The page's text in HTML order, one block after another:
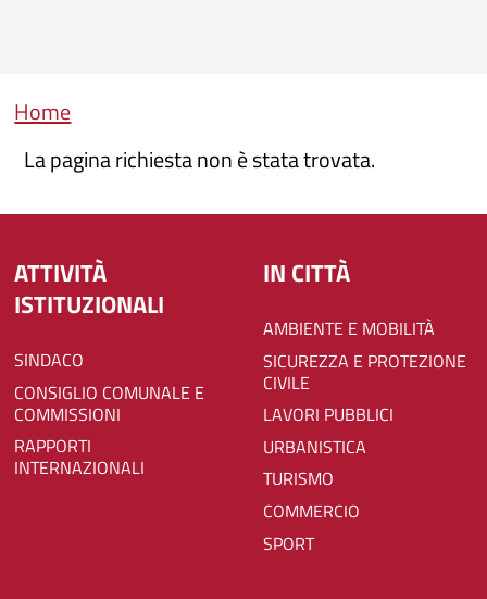
Briciole di pane
Home
La pagina richiesta non è stata trovata.
ATTIVITÀ
ISTITUZIONALI
SINDACO
CONSIGLIO COMUNALE E
COMMISSIONI
RAPPORTI
INTERNAZIONALI
IN CITTÀ
AMBIENTE E MOBILITÀ
SICUREZZA E PROTEZIONE
CIVILE
LAVORI PUBBLICI
URBANISTICA
TURISMO
COMMERCIO
SPORT